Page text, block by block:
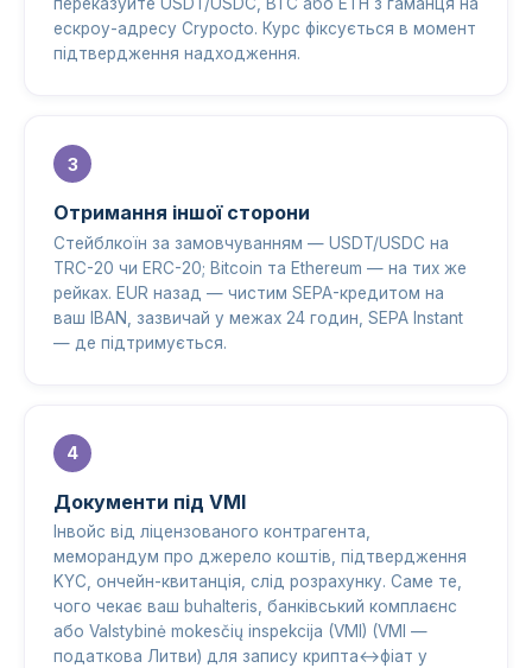
ескроу-адресу Crypocto. Курс фіксується в момент
підтвердження надходження.
Отримання іншої сторони
Стейблкоїн за замовчуванням — USDT/USDC на
TRC-20 чи ERC-20; Bitcoin та Ethereum — на тих же
рейках. EUR назад — чистим SEPA-кредитом на
ваш IBAN, зазвичай у межах 24 годин, SEPA Instant
— де підтримується.
Документи під VMI
Інвойс від ліцензованого контрагента,
меморандум про джерело коштів, підтвердження
KYC, ончейн-квитанція, слід розрахунку. Саме те,
чого чекає ваш buhalteris, банківський комплаєнс
або Valstybinė mokesčių inspekcija (VMI) (VMI —
податкова Литви) для запису крипта↔фіат у